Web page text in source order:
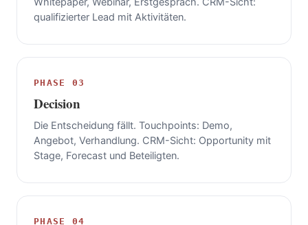
qualifizierter Lead mit Aktivitäten.
PHASE 03
Decision
Die Entscheidung fällt. Touchpoints: Demo,
Angebot, Verhandlung. CRM-Sicht: Opportunity mit
Stage, Forecast und Beteiligten.
PHASE 04